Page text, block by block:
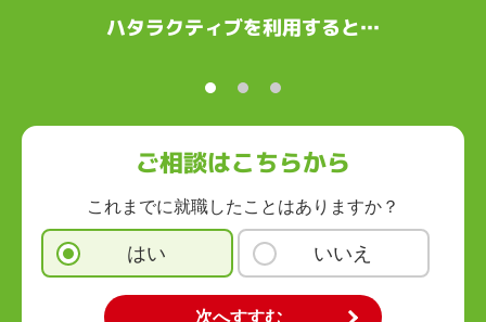
ハタラクティブを利用すると…
ご相談はこちらから
これまでに就職したことはありますか？
はい いいえ